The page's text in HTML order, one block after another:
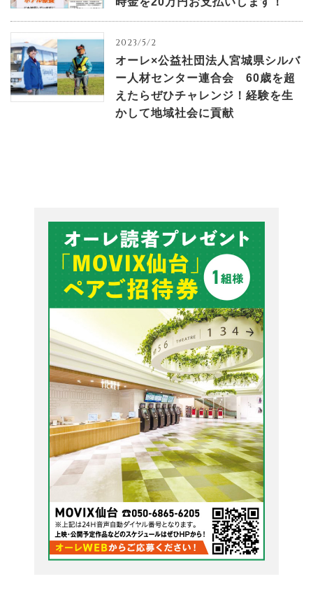
2023/5/2
オーレ×公益社団法人宮城県シルバ
ー人材センター連合会 60歳を超
えたらぜひチャレンジ！経験を生
かして地域社会に貢献